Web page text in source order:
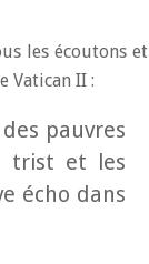
les écoutons et
Vatican II :
pauvres
trist et les
écho dans